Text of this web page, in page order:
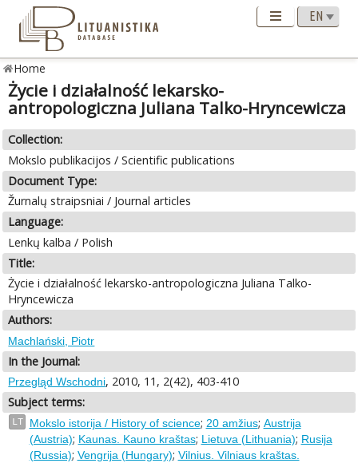
Home
Życie i działalność lekarsko-
antropologiczna Juliana Talko-Hryncewicza
Collection:
Mokslo publikacijos / Scientific publications
Document Type:
Žurnalų straipsniai / Journal articles
Language:
Lenkų kalba / Polish
Title:
Życie i działalność lekarsko-antropologiczna Juliana Talko-
Hryncewicza
Authors:
Machlański, Piotr
In the Journal:
Przegląd Wschodni, 2010, 11, 2(42), 403-410
Subject terms:
LT Mokslo istorija / History of science; 20 amžius; Austrija
(Austria); Kaunas. Kauno kraštas; Lietuva (Lithuania); Rusija
(Russia); Vengrija (Hungary); Vilnius. Vilniaus kraštas.